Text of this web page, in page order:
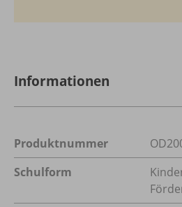
Informationen
Produktnummer
Schulform